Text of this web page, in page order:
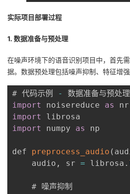
实际项目部署过程
1. 数据准备与预处理
在噪声环境下的语音识别项目中，首先
据。数据预处理包括噪声抑制、特征增强
# 代码示例 -
import
noisereduce as
import
import
numpy as
np
def preprocess_audio (
    audio
, sr = librosa .
    # 噪声抑制